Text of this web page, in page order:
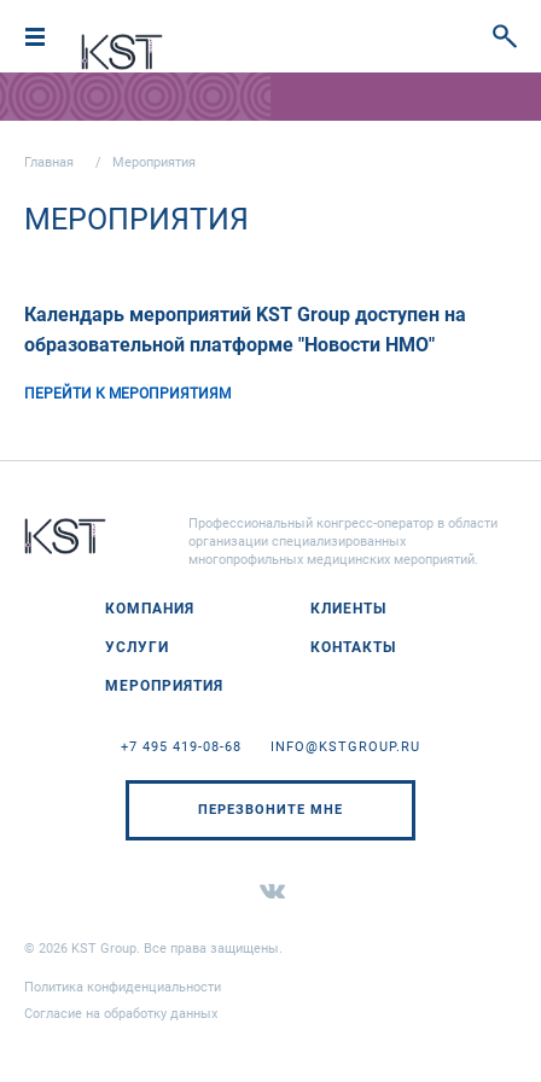
Главная Мероприятия
МЕРОПРИЯТИЯ
Календарь мероприятий KST Group доступен на
образовательной платформе "Новости НМО"
ПЕРЕЙТИ К МЕРОПРИЯТИЯМ
Профессиональный конгресс-оператор в области
организации специализированных
многопрофильных медицинских мероприятий.
КОМПАНИЯ
УСЛУГИ
МЕРОПРИЯТИЯ
КЛИЕНТЫ
КОНТАКТЫ
+7 495 419-08-68 INFO@KSTGROUP.RU
ПЕРЕЗВОНИТЕ МНЕ
© 2026 KST Group. Все права защищены.
Политика конфиденциальности
Согласие на обработку данных